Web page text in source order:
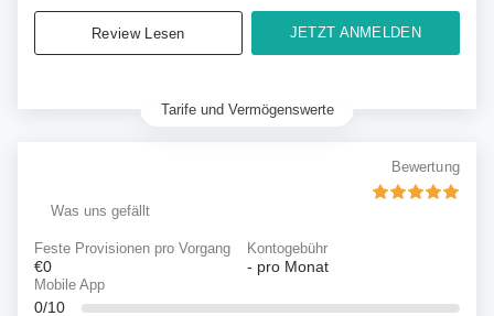
Review Lesen JETZT ANMELDEN
Tarife und Vermögenswerte
Bewertung
Was uns gefällt
Feste Provisionen pro Vorgang
€0
Kontogebühr
- pro Monat
Mobile App
0/10